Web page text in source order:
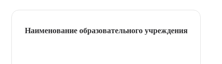
Наименование образовательного учреждения